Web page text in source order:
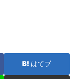
はてブ